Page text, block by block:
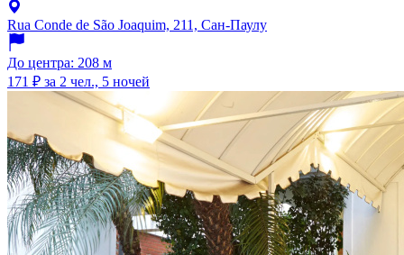
Rua Conde de São Joaquim, 211, Сан-Паулу
До центра: 208 м
171 ₽ за 2 чел., 5 ночей